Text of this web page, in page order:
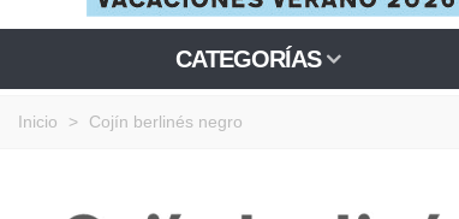
CATEGORÍAS
Inicio > Cojín berlinés negro